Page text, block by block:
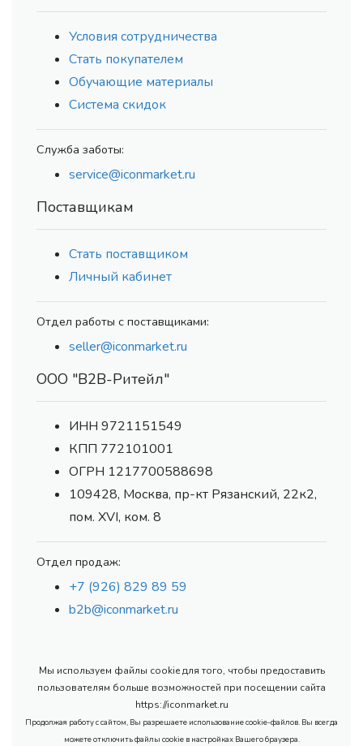
Условия сотрудничества
Стать покупателем
Обучающие материалы
Система скидок
Служба заботы:
service@iconmarket.ru
Поставщикам
Стать поставщиком
Личный кабинет
Отдел работы с поставщиками:
seller@iconmarket.ru
ООО "В2В-Ритейл"
ИНН 9721151549
КПП 772101001
ОГРН 1217700588698
109428, Москва, пр-кт Рязанский, 22к2,
пом. XVI, ком. 8
Отдел продаж:
+7 (926) 829 89 59
b2b@iconmarket.ru
Мы используем файлы cookie для того, чтобы предоставить
пользователям больше возможностей при посещении сайта
https://iconmarket.ru
Продолжая работу с сайтом, Вы разрешаете использование cookie-файлов. Вы всегда
можете отключить файлы cookie в настройках Вашего браузера.